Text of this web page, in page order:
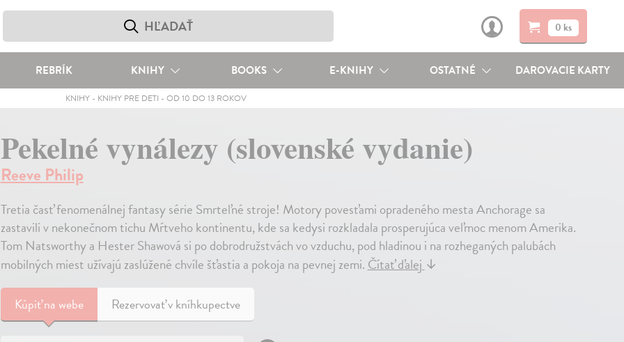
0 ks
REBRÍK KNIHY BOOKS E-KNIHY OSTATNÉ DAROVACIE KARTY
KNIHY- KNIHY PRE DETI - OD 10 DO 13 ROKOV
Pekelné vynálezy (slovenské vydanie)
Reeve Philip
Tretia časť fenomenálnej fantasy série Smrteľné stroje! Motory povesťami opradeného mesta Anchorage sa
zastavili v nekonečnom tichu Mŕtveho kontinentu, kde sa kedysi rozkladala prosperujúca veľmoc menom Amerika.
Tom Natsworthy a Hester Shawová si po dobrodružstvách vo vzduchu, pod hladinou i na rozheganých palubách
mobilných miest užívajú zaslúžené chvíle šťastia a pokoja na pevnej zemi.Čítať ďalej↓
Kúpiťna webe Rezervovať v kníhkupectve